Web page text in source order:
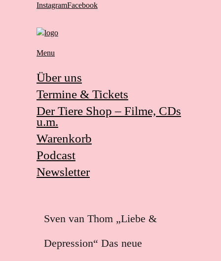
InstagramFacebook
Menu
Über uns
Termine & Tickets
Der Tiere Shop – Filme, CDs
u.m.
Warenkorb
Podcast
Newsletter
Sven van Thom „Liebe &
Depression“ Das neue